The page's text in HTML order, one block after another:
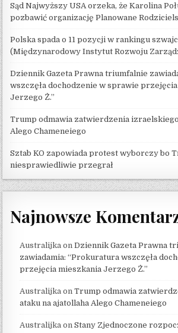
Sąd Najwyższy USA orzeka, że ​​Karolina
pozbawić organizację Planowane
Polska spada o 11 pozycji w rankingu
(Międzynarodowy Instytut Rozwoju
Dziennik Gazeta Prawna triumfalnie
wszczęła dochodzenie w sprawie
Jerzego Ż.”
Trump odmawia zatwierdzenia
Alego Chameneiego
Sztab KO zapowiada protest wyborczy bo
niesprawiedliwie przegrał
Najnowsze
Australijka onDziennik Gazeta Prawna
zawiadamia: “Prokuratura wszczęła
przejęcia mieszkania Jerzego Ż.”
Australijka onTrump odmawia
ataku na ajatollaha Alego Chameneiego
Australijka onStany Zjednoczone